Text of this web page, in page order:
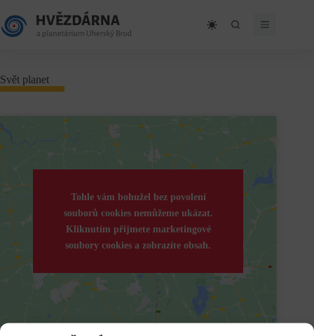
to
content
Svět planet
Tohle vám bohužel bez povolení
souborů cookies nemůžeme ukázat.
Kliknutím přijmete marketingové
soubory cookies a zobrazíte obsah.